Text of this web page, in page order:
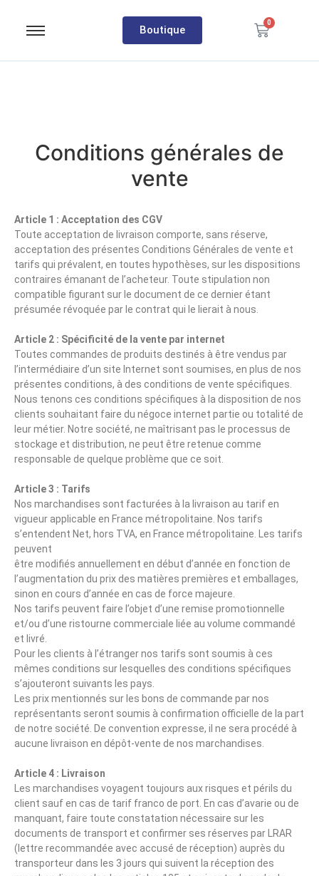
Boutique
0
Conditions générales de
vente
Article 1 : Acceptation des CGV
Toute acceptation de livraison comporte, sans réserve,
acceptation des présentes Conditions Générales de vente et
tarifs qui prévalent, en toutes hypothèses, sur les dispositions
contraires émanant de l’acheteur. Toute stipulation non
compatible figurant sur le document de ce dernier étant
présumée révoquée par le contrat qui le lierait à nous.
Article 2 : Spécificité de la vente par internet
Toutes commandes de produits destinés à être vendus par
l’intermédiaire d’un site Internet sont soumises, en plus de nos
présentes conditions, à des conditions de vente spécifiques.
Nous tenons ces conditions spécifiques à la disposition de nos
clients souhaitant faire du négoce internet partie ou totalité de
leur métier. Notre société, ne maîtrisant pas le processus de
stockage et distribution, ne peut être retenue comme
responsable de quelque problème que ce soit.
Article 3 : Tarifs
Nos marchandises sont facturées à la livraison au tarif en
vigueur applicable en France métropolitaine. Nos tarifs
s’entendent Net, hors TVA, en France métropolitaine. Les tarifs
peuvent
être modifiés annuellement en début d’année en fonction de
l’augmentation du prix des matières premières et emballages,
sinon en cours d’année en cas de force majeure.
Nos tarifs peuvent faire l’objet d’une remise promotionnelle
et/ou d’une ristourne commerciale liée au volume commandé
et livré.
Pour les clients à l’étranger nos tarifs sont soumis à ces
mêmes conditions sur lesquelles des conditions spécifiques
s’ajouteront suivants les pays.
Les prix mentionnés sur les bons de commande par nos
représentants seront soumis à confirmation officielle de la part
de notre société. De convention expresse, il ne sera procédé à
aucune livraison en dépôt-vente de nos marchandises.
Article 4 : Livraison
Les marchandises voyagent toujours aux risques et périls du
client sauf en cas de tarif franco de port. En cas d’avarie ou de
manquant, faire toute constatation nécessaire sur les
documents de transport et confirmer ses réserves par LRAR
(lettre recommandée avec accusé de réception) auprès du
transporteur dans les 3 jours qui suivent la réception des